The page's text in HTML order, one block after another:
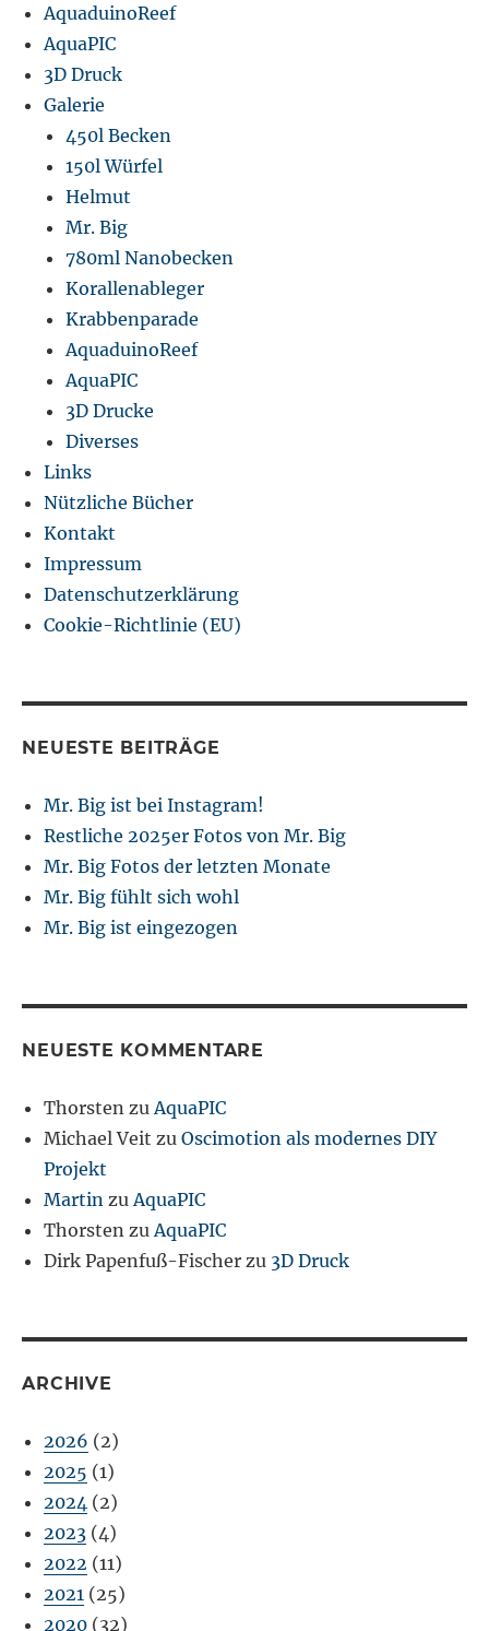
AquaduinoReef
AquaPIC
3D Druck
Galerie
450l Becken
150l Würfel
Helmut
Mr. Big
780ml Nanobecken
Korallenableger
Krabbenparade
AquaduinoReef
AquaPIC
3D Drucke
Diverses
Links
Nützliche Bücher
Kontakt
Impressum
Datenschutzerklärung
Cookie-Richtlinie (EU)
NEUESTE BEITRÄGE
Mr. Big ist bei Instagram!
Restliche 2025er Fotos von Mr. Big
Mr. Big Fotos der letzten Monate
Mr. Big fühlt sich wohl
Mr. Big ist eingezogen
NEUESTE KOMMENTARE
Thorsten zu AquaPIC
Michael Veit zuOscimotion als modernes DIY
Projekt
Martin zu AquaPIC
Thorsten zu AquaPIC
Dirk Papenfuß-Fischer zu 3D Druck
ARCHIVE
2026 (2)
2025 (1)
2024 (2)
2023 (4)
2022 (11)
2021 (25)
2020 (32)